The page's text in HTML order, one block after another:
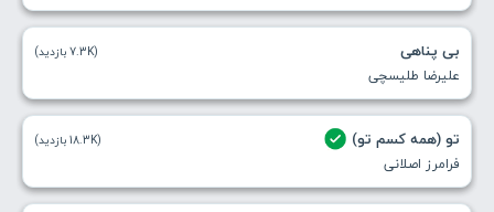
بی پناهی
علیرضا طلیسچی
(7.3K بازدید)
تو (همه کسم تو)
فرامرز اصلانی
(18.3K بازدید)